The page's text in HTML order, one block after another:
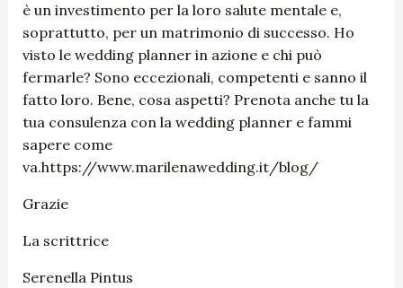
è un investimento per la loro salute mentale e,
soprattutto, per un matrimonio di successo. Ho
visto le wedding planner in azione e chi può
fermarle? Sono eccezionali, competenti e sanno il
fatto loro. Bene, cosa aspetti? Prenota anche tu la
tua consulenza con la wedding planner e fammi
sapere come
va.https://www.marilenawedding.it/blog/
Grazie
La scrittrice
Serenella Pintus